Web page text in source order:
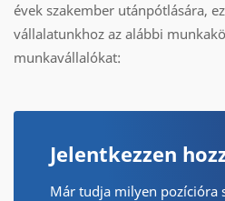
évek szakember utánpótlására,
vállalatunkhoz az alábbi
munkavállalókat:
Jelentkezzen
Már tudja milyen pozícióra